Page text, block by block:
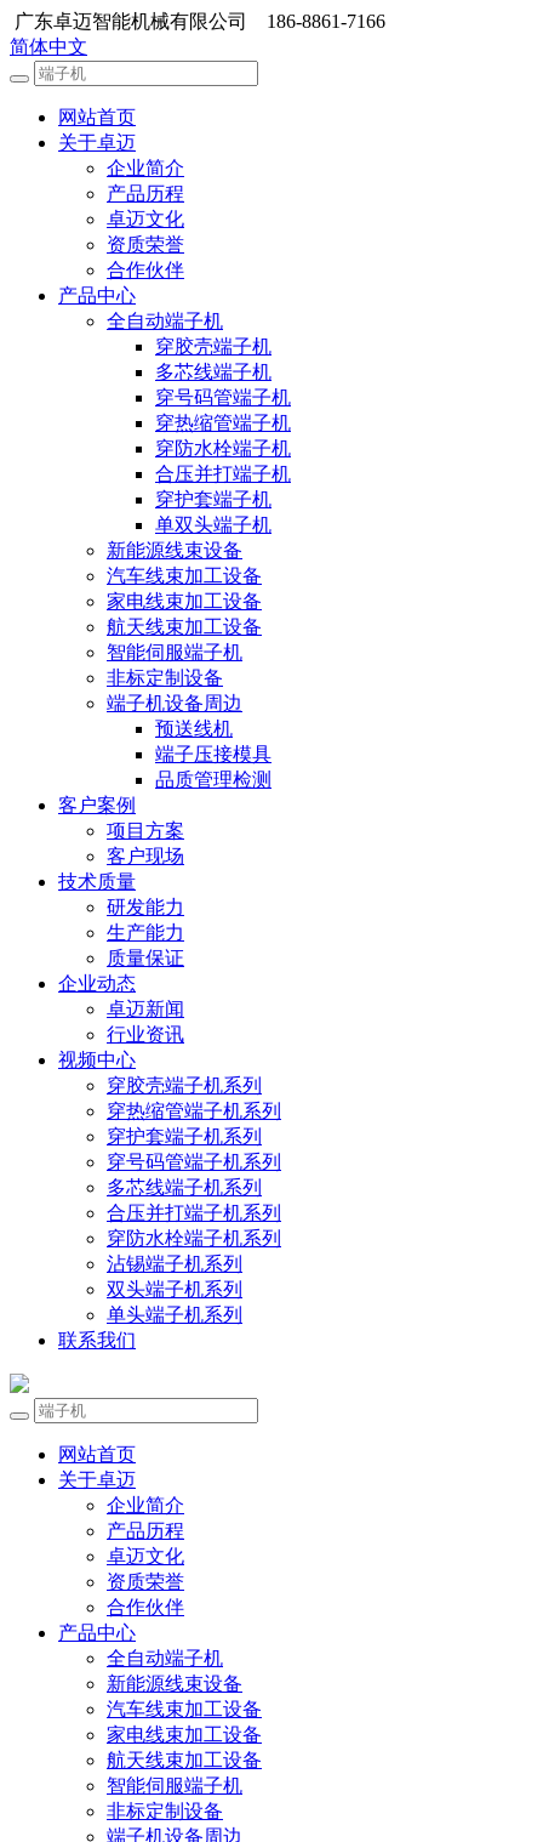
广东卓迈智能机械有限公司 186-8861-7166
简体中文
网站首页
关于卓迈
企业简介
产品历程
卓迈文化
资质荣誉
合作伙伴
产品中心
全自动端子机
穿胶壳端子机
多芯线端子机
穿号码管端子机
穿热缩管端子机
穿防水栓端子机
合压并打端子机
穿护套端子机
单双头端子机
新能源线束设备
汽车线束加工设备
家电线束加工设备
航天线束加工设备
智能伺服端子机
非标定制设备
端子机设备周边
预送线机
端子压接模具
品质管理检测
客户案例
项目方案
客户现场
技术质量
研发能力
生产能力
质量保证
企业动态
卓迈新闻
行业资讯
视频中心
穿胶壳端子机系列
穿热缩管端子机系列
穿护套端子机系列
穿号码管端子机系列
多芯线端子机系列
合压并打端子机系列
穿防水栓端子机系列
沾锡端子机系列
双头端子机系列
单头端子机系列
联系我们
网站首页
关于卓迈
企业简介
产品历程
卓迈文化
资质荣誉
合作伙伴
产品中心
全自动端子机
新能源线束设备
汽车线束加工设备
家电线束加工设备
航天线束加工设备
智能伺服端子机
非标定制设备
端子机设备周边